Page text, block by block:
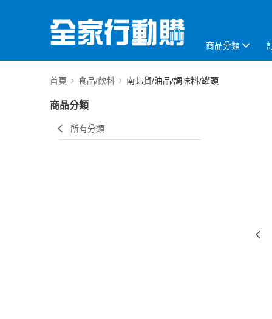
商品分類
首頁 食品/飲料 南北貨/油品/調味料/罐頭
商品分類
所有分類